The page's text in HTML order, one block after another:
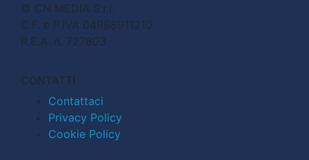
© CN MEDIA S.r.l.
C.F. e P.IVA 04998911210
R.E.A. n. 727803
CONTATTI
Contattaci
Privacy Policy
Cookie Policy